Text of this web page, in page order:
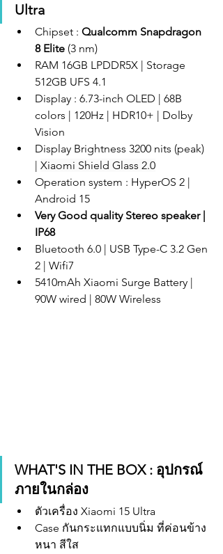
Ultra
Chipset : Qualcomm Snapdragon
8 Elite (3 nm)
RAM 16GB LPDDR5X | Storage
512GB UFS 4.1
Display : 6.73-inch OLED | 68B
colors | 120Hz | HDR10+ | Dolby
Vision
Display Brightness 3200 nits (peak)
| Xiaomi Shield Glass 2.0
Operation system : HyperOS 2 |
Android 15
Very Good quality Stereo speaker |
IP68
Bluetooth 6.0 | USB Type-C 3.2 Gen
2 | Wifi7
5410mAh Xiaomi Surge Battery |
90W wired | 80W Wireless
WHAT'S IN THE BOX : อุปกรณ์
ภายในกล่อง
ตัวเครื่อง Xiaomi 15 Ultra
Case กันกระแทกแบบนิ่ม ที่ค่อนข้าง
หนา สีใส